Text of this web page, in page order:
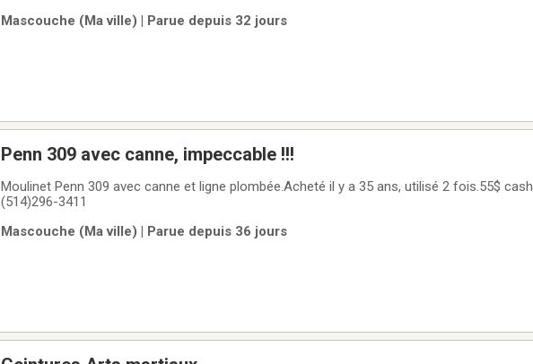
Mascouche (Ma ville) | Parue depuis 32 jours
Penn 309 avec canne, impeccable !!!
Moulinet Penn 309 avec canne et ligne plombée.Acheté il y a 35 ans, utilisé 2 fois.55$
(514)296-3411
Mascouche (Ma ville) | Parue depuis 36 jours